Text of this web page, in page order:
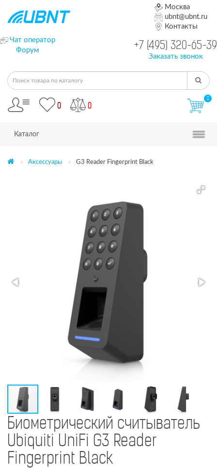
Москва
ubnt@ubnt.ru
Контакты
Чат оператор
Форум
+7 (495) 320-65-39
Заказать звонок
0 0
0
Каталог
Аксессуары G3 Reader Fingerprint Black
Биометрический считыватель
Ubiquiti UniFi G3 Reader
Fingerprint Black